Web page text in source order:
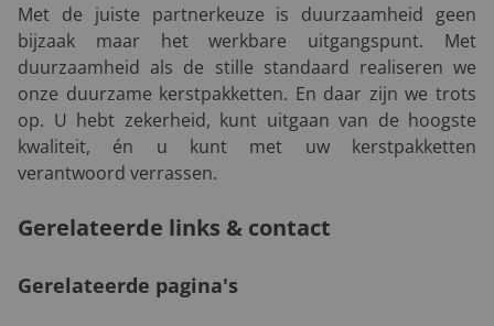
Met de juiste partnerkeuze is duurzaamheid geen
bijzaak maar het werkbare uitgangspunt. Met
duurzaamheid als de stille standaard realiseren we
onze duurzame kerstpakketten. En daar zijn we trots
op. U hebt zekerheid, kunt uitgaan van de hoogste
kwaliteit, én u kunt met uw kerstpakketten
verantwoord verrassen.
Gerelateerde links & contact
Gerelateerde pagina's